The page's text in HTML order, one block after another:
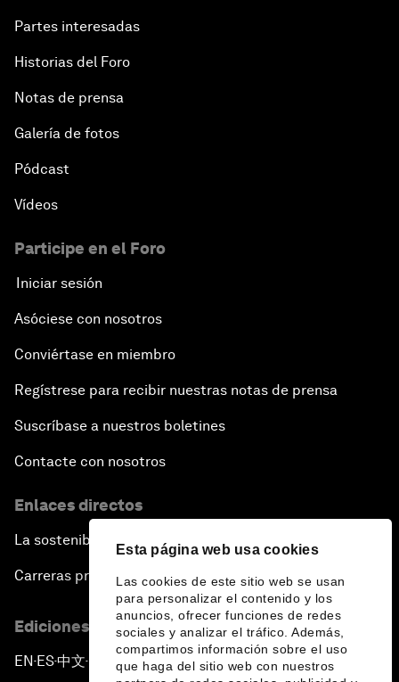
Esta página web usa cookies
Las cookies de este sitio web se usan
para personalizar el contenido y los
anuncios, ofrecer funciones de redes
sociales y analizar el tráfico. Además,
compartimos información sobre el uso
que haga del sitio web con nuestros
Partes interesadas
Historias del Foro
Notas de prensa
Galería de fotos
Pódcast
Vídeos
Participe en el Foro
Iniciar sesión
Asóciese con nosotros
Conviértase en miembro
Regístrese para recibir nuestras notas de prensa
Suscríbase a nuestros boletines
Contacte con nosotros
Enlaces directos
La sostenibilidad en el Foro
Carreras profesionales
Ediciones en otros idiomas
EN ▪ES▪中文▪ 日本語